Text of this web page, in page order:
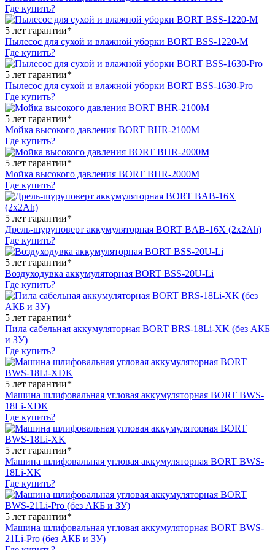
Где купить?
5 лет гарантии*
Пылесос для сухой и влажной уборки BORT BSS-1220-M
Где купить?
5 лет гарантии*
Пылесос для сухой и влажной уборки BORT BSS-1630-Pro
Где купить?
5 лет гарантии*
Мойка высокого давления BORT BHR-2100M
Где купить?
5 лет гарантии*
Мойка высокого давления BORT BHR-2000M
Где купить?
5 лет гарантии*
Дрель-шуруповерт аккумуляторная BORT BAB-16X (2x2Ah)
Где купить?
5 лет гарантии*
Воздуходувка аккумуляторная BORT BSS-20U-Li
Где купить?
5 лет гарантии*
Пила сабельная аккумуляторная BORT BRS-18Li-XK (без АКБ
и ЗУ)
Где купить?
5 лет гарантии*
Машина шлифовальная угловая аккумуляторная BORT BWS-
18Li-XDK
Где купить?
5 лет гарантии*
Машина шлифовальная угловая аккумуляторная BORT BWS-
18Li-XK
Где купить?
5 лет гарантии*
Машина шлифовальная угловая аккумуляторная BORT BWS-
21Li-Pro (без АКБ и ЗУ)